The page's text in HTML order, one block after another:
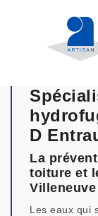
D
La
toiture et
Les eaux qui